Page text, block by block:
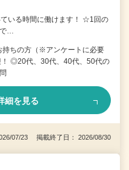
いる時間に働けます！ ☆1回の
で…
ちの方（※アンケートに必要
◎20代、30代、40代、50代の
細を見る
07/23 掲載終了日： 2026/08/30